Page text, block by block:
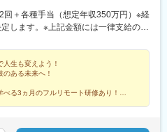
居を伴う転勤はありません。※すべて
スです。※フルリモート・在宅勤
回＋各種手当（想定年収350万円）※経
します。※上記金額には一律支給の住
で、その他の待遇に変更なし）☆経験
を考慮します。☆明確な評価制度あ
価します。【年収アップイメージ】
目）年収590万円（未経験入社3年
社5年目）
人生も変えよう！
のある未来へ！
る3ヵ月のフルリモート研修あり！